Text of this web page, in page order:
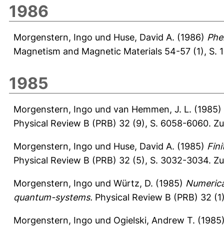
1986
Morgenstern, Ingo und Huse, David A. (1986)
Magnetism and Magnetic Materials 54-57 (1), S.
1985
Morgenstern, Ingo und van Hemmen, J. L. (1985)
Physical Review B (PRB) 32 (9), S. 6058-6060.
Morgenstern, Ingo und Huse, David A. (1985)
Physical Review B (PRB) 32 (5), S. 3032-3034.
Morgenstern, Ingo und Würtz, D. (1985)
quantum-systems. Physical Review B (PRB) 32
Morgenstern, Ingo und Ogielski, Andrew T.